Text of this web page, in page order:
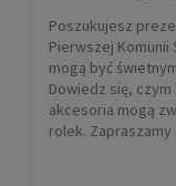
Poszukujesz
Pierwszej Komunii
mogą być
Dowiedz się,
akcesoria mogą
rolek.